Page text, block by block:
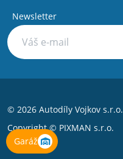
Garáž
Newsletter
© 2026 Autodíly Vojkov s.r.o.
Copyright © PIXMAN s.r.o.